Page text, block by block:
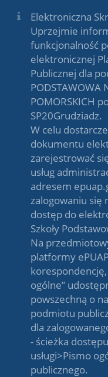
Elektroniczna
Uprzejmie
funkcjonalność
elektronicznej
Publicznej dla
PODSTAWOWA
POMORSKICH
SP20Grudziadz.
W celu
dokumentu
zarejestrować
usług
adresem
zalogowaniu się
dostęp do
Szkoły
Na
platformy
ogólne”
powszechną o
podmiotu
dla
- ścieżka
usługi>Pismo
publicznego.